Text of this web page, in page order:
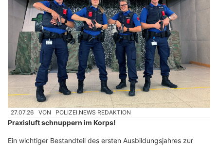
27.07.26 VON POLIZEI.NEWS REDAKTION
Praxisluft schnuppern im Korps!
Ein wichtiger Bestandteil des ersten Ausbildungsjahres zur